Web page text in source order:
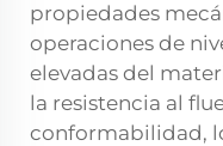
propiedades
operaciones de
elevadas del
la resistencia al
conformabilidad,